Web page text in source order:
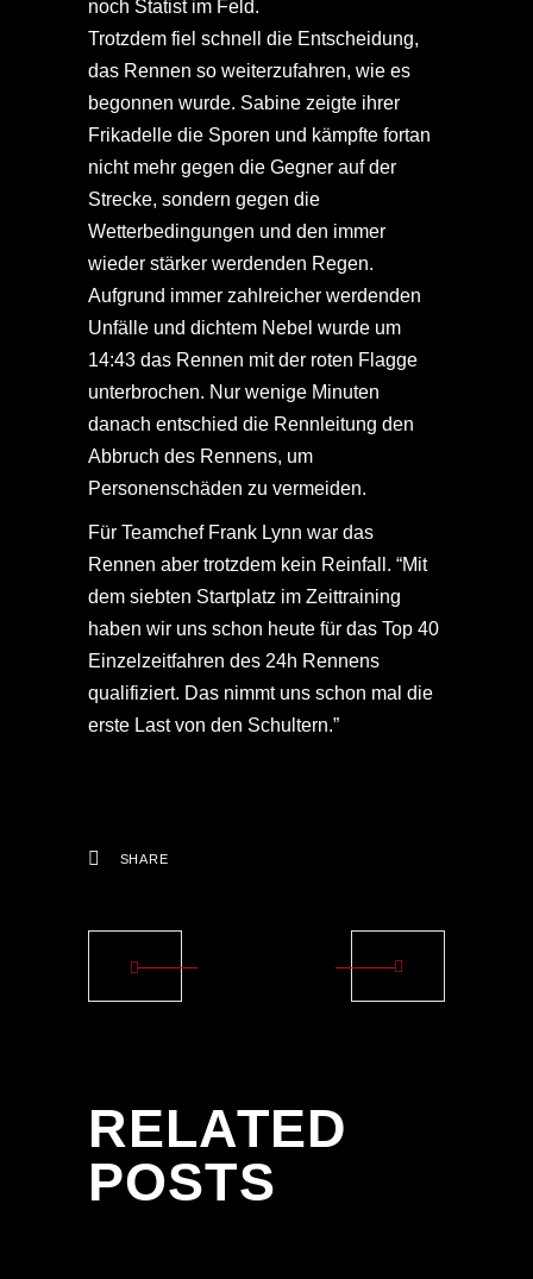
noch Statist im Feld.
Trotzdem fiel schnell die Entscheidung,
das Rennen so weiterzufahren, wie es
begonnen wurde. Sabine zeigte ihrer
Frikadelle die Sporen und kämpfte fortan
nicht mehr gegen die Gegner auf der
Strecke, sondern gegen die
Wetterbedingungen und den immer
wieder stärker werdenden Regen.
Aufgrund immer zahlreicher werdenden
Unfälle und dichtem Nebel wurde um
14:43 das Rennen mit der roten Flagge
unterbrochen. Nur wenige Minuten
danach entschied die Rennleitung den
Abbruch des Rennens, um
Personenschäden zu vermeiden.
Für Teamchef Frank Lynn war das
Rennen aber trotzdem kein Reinfall. “Mit
dem siebten Startplatz im Zeittraining
haben wir uns schon heute für das Top 40
Einzelzeitfahren des 24h Rennens
qualifiziert. Das nimmt uns schon mal die
erste Last von den Schultern.”
SHARE
RELATED
POSTS